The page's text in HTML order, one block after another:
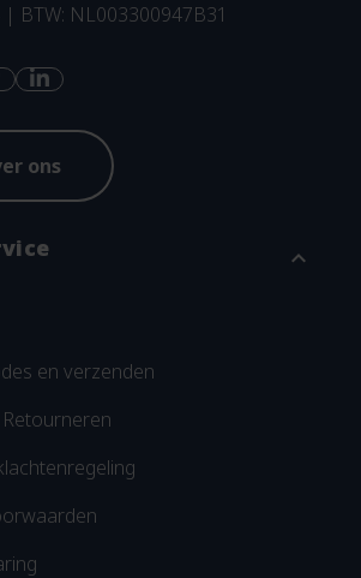
| BTW: NL003300947B31
ons
expand_more
en verzenden